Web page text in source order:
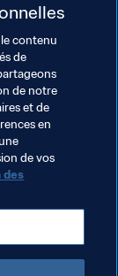
la ville ont
les Jeux
2006, la
Cricket de
2015.
le fameux
de Formule 1.
contenu
de
de notre
et de
en
de vos
des